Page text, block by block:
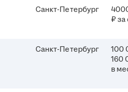
Санкт-Петербург
₽
Санкт-Петербург
100
160
в